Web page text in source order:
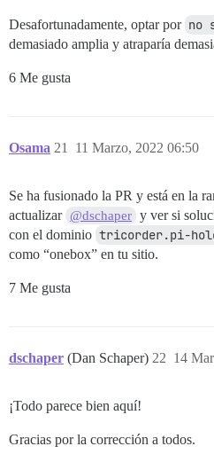
Desafortunadamente, optar por no
demasiado amplia y atraparía
6 Me gusta
Osama 11 Marzo, 2022 06:50
21
Se ha fusionado la PR y está en la
actualizar @dschaper y ver si
con el dominio tricorder.pi-
como “onebox” en tu sitio.
7 Me gusta
dschaper (Dan Schaper) 14
22
¡Todo parece bien aquí!
Gracias por la corrección a todos.